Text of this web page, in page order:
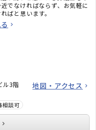
でなければならず、お気軽に
ばと思います。
ル3階 地図・アクセス
相談可